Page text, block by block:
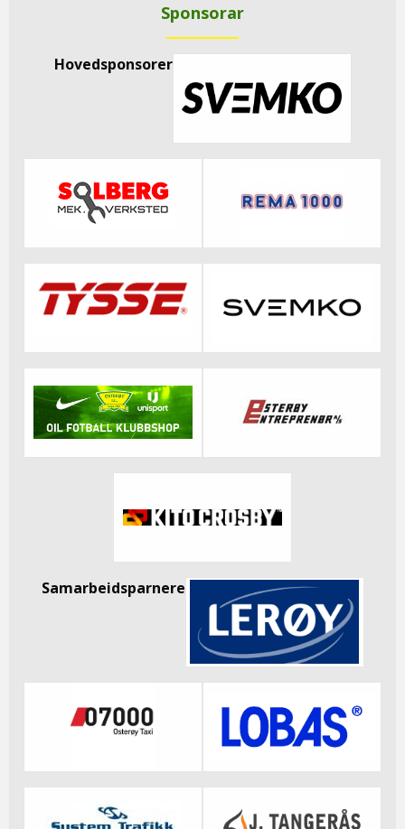
Sponsorar
Hovedsponsorer
Samarbeidsparnere